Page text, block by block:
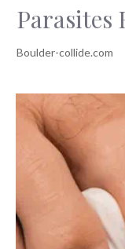
Parasites